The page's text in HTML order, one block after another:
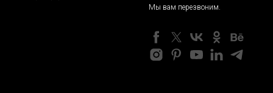
Мы вам перезвоним.